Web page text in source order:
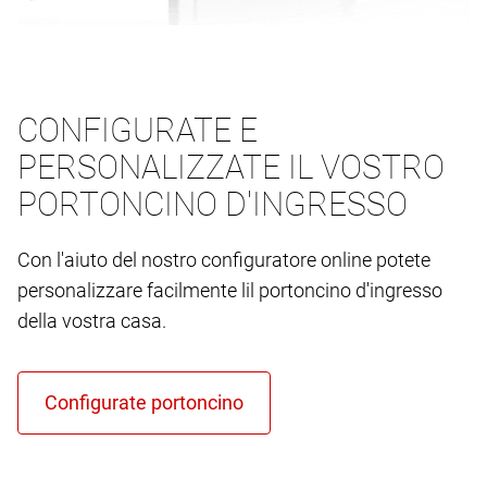
CONFIGURATE E
PERSONALIZZATE IL VOSTRO
PORTONCINO D'INGRESSO
Con l'aiuto del nostro configuratore online potete
personalizzare facilmente lil portoncino d'ingresso
della vostra casa.